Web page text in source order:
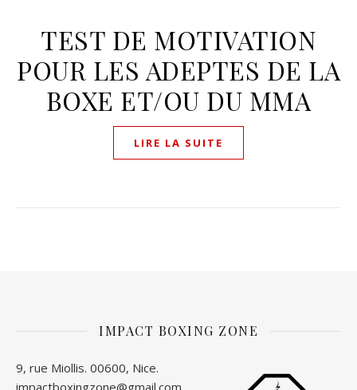
TEST DE MOTIVATION
POUR LES ADEPTES DE LA
BOXE ET/OU DU MMA
LIRE LA SUITE
IMPACT BOXING ZONE
9, rue Miollis. 00600, Nice.
impactboxingzone@gmail.com